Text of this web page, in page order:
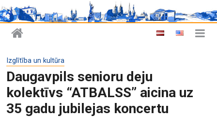
Izglītība un kultūra
Daugavpils senioru deju
kolektīvs “ATBALSS” aicina uz
35 gadu jubilejas koncertu